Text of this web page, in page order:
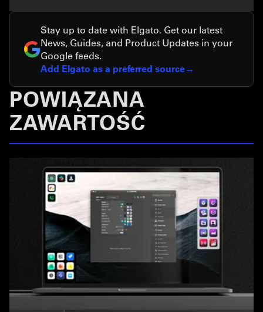
Stay up to date with Elgato. Get our latest
News, Guides, and Product Updates in your
Google feeds.
Add Elgato as a preferred source
POWIĄZANA
ZAWARTOŚĆ